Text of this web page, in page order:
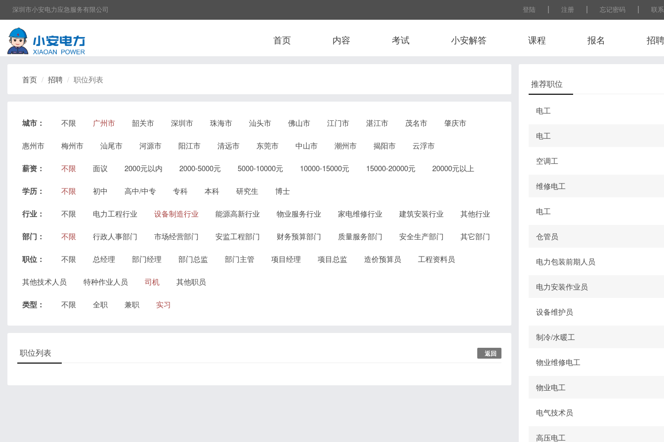
深圳市小安电力应急服务有限公司 登陆 | 注册 | 忘记密码 | 联
首页 内容 考试 小安解答 课程 报名 招聘
首页 招聘 职位列表
城市： 不限 广州市 韶关市 深圳市 珠海市 汕头市 佛山市 江门市 湛江市 茂名市 肇庆市
惠州市 梅州市 汕尾市 河源市 阳江市 清远市 东莞市 中山市 潮州市 揭阳市 云浮市
薪资： 不限 面议 2000元以内 2000-5000元 5000-10000元 10000-15000元 15000-20000元 20000元以上
学历： 不限 初中 高中/中专 专科 本科 研究生 博士
行业： 不限 电力工程行业 设备制造行业 能源高新行业 物业服务行业 家电维修行业 建筑安装行业 其他行业
部门： 不限 行政人事部门 市场经营部门 安监工程部门 财务预算部门 质量服务部门 安全生产部门 其它部门
职位： 不限 总经理 部门经理 部门总监 部门主管 项目经理 项目总监 造价预算员 工程资料员
其他技术人员 特种作业人员 司机 其他职员
类型： 不限 全职 兼职 实习
职位列表 返回
推荐职位
电工
电工
空调工
维修电工
电工
仓管员
电力包装前期人员
电力安装作业员
设备维护员
制冷/水暖工
物业维修电工
物业电工
电气技术员
高压电工